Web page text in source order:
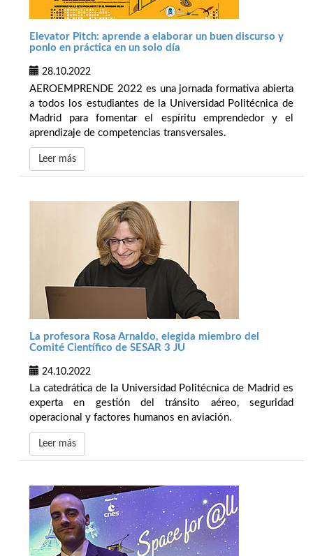
Elevator Pitch: aprende a elaborar un buen discurso y
ponlo en práctica en un solo día
28.10.2022
AEROEMPRENDE 2022 es una jornada formativa abierta
a todos los estudiantes de la Universidad Politécnica de
Madrid para fomentar el espíritu emprendedor y el
aprendizaje de competencias transversales.
Leer más
La profesora Rosa Arnaldo, elegida miembro del
Comité Científico de SESAR 3 JU
24.10.2022
La catedrática de la Universidad Politécnica de Madrid es
experta en gestión del tránsito aéreo, seguridad
operacional y factores humanos en aviación.
Leer más